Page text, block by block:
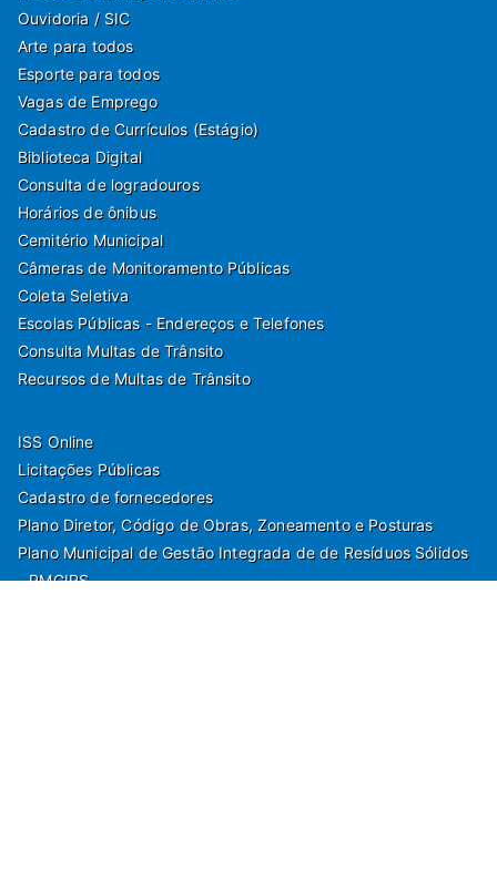
Ouvidoria / SIC
Arte para todos
Esporte para todos
Vagas de Emprego
Cadastro de Currículos (Estágio)
Biblioteca Digital
Consulta de logradouros
Horários de ônibus
Cemitério Municipal
Câmeras de Monitoramento Públicas
Coleta Seletiva
Escolas Públicas - Endereços e Telefones
Consulta Multas de Trânsito
Recursos de Multas de Trânsito
ISS Online
Licitações Públicas
Cadastro de fornecedores
Plano Diretor, Código de Obras, Zoneamento e Posturas
Plano Municipal de Gestão Integrada de de Resíduos Sólidos
- PMGIRS